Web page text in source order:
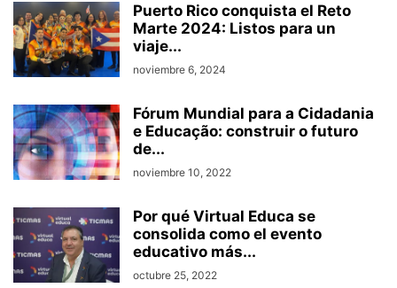
Puerto Rico conquista el Reto
Marte 2024: Listos para un
viaje...
noviembre 6, 2024
Fórum Mundial para a Cidadania
e Educação: construir o futuro
de...
noviembre 10, 2022
Por qué Virtual Educa se
consolida como el evento
educativo más...
octubre 25, 2022